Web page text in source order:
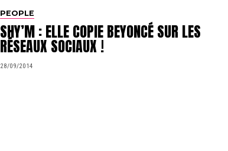
PEOPLE
SHY’M : ELLE COPIE BEYONCÉ SUR LES
RÉSEAUX SOCIAUX !
28/09/2014